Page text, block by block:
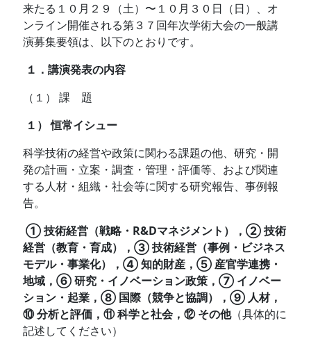
来たる１０月２９（土）〜１０月３０日（日）、オ
ンライン開催される第３７回年次学術大会の一般講
演募集要領は、以下のとおりです。
１．講演発表の内容
（１） 課 題
１） 恒常イシュー
科学技術の経営や政策に関わる課題の他、研究・開
発の計画・立案・調査・管理・評価等、および関連
する人材・組織・社会等に関する研究報告、事例報
告。
① 技術経営（戦略・R&Dマネジメント），② 技術
経営（教育・育成），③ 技術経営（事例・ビジネス
モデル・事業化），④ 知的財産，⑤ 産官学連携・
地域，⑥ 研究・イノベーション政策，⑦ イノベー
ション・起業，⑧ 国際（競争と協調），⑨ 人材，
⑩ 分析と評価，⑪ 科学と社会，⑫ その他（具体的に
記述してください）